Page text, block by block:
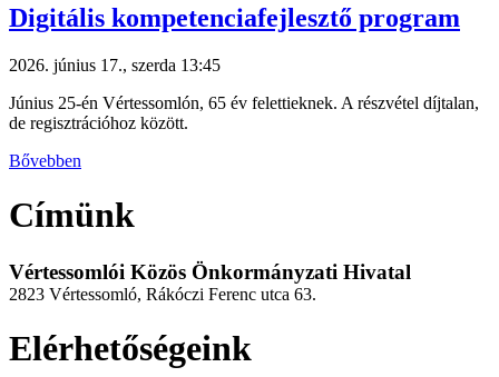
Digitális kompetenciafejlesztő program
2026. június 17., szerda 13:45
Június 25-én Vértessomlón, 65 év felettieknek. A részvétel díjtalan,
de regisztrációhoz között.
Bővebben
Címünk
Vértessomlói Közös Önkormányzati Hivatal
2823 Vértessomló, Rákóczi Ferenc utca 63.
Elérhetőségeink